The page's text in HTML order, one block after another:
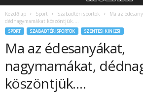
Kezdőlap Sport Szabadtéri sportok
Ma az
dédnagymamákat köszöntjük….
SPORT SZABADTÉRI SPORTOK SZENTESI KINIZSI
Ma az édesanyákat,
nagymamákat,
köszöntjük….